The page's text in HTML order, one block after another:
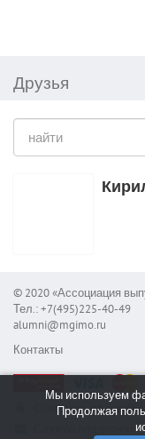
Друзья
© 2020 «Ассоциация
Тел.: +7(495)225-40-49
alumni@mgimo.ru
Контакты
Сообщить об ошибке
Мы используем
Продолжая